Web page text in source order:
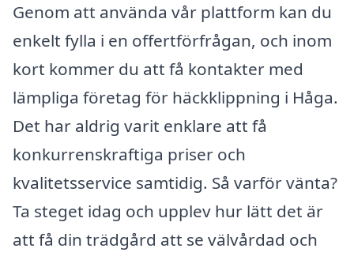
Genom att använda vår plattform kan du
enkelt fylla i en offertförfrågan, och inom
kort kommer du att få kontakter med
lämpliga företag för häckklippning i Håga.
Det har aldrig varit enklare att få
konkurrenskraftiga priser och
kvalitetsservice samtidig. Så varför vänta?
Ta steget idag och upplev hur lätt det är
att få din trädgård att se välvårdad och